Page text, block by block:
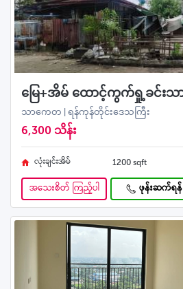
သာကေတ | ရန်ကုန်တိုင်းဒေသကြီး
6,300 သိန်း
လုံးချင်းအိမ် 1200 sqft
အသေးစိတ် ကြည့်ပါ ဖုန်းဆက်ရန်